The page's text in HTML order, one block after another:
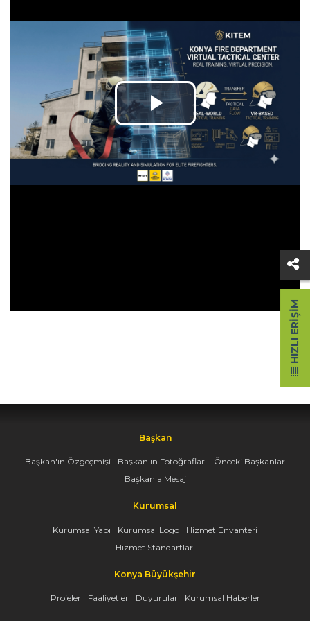
Başkan
Başkan'ın Özgeçmişi Başkan'ın Fotoğrafları
Önceki Başkanlar
Başkan'a Mesaj
Kurumsal
Kurumsal Yapı Kurumsal Logo
Hizmet Envanteri
Hizmet Standartları
Konya Büyükşehir
Projeler Faaliyetler Duyurular Kurumsal Haberler
HIZLI ERIŞIM